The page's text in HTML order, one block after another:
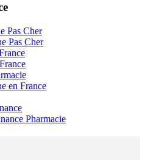
Pas Cher
Pas Cher
en France
Pharmacie